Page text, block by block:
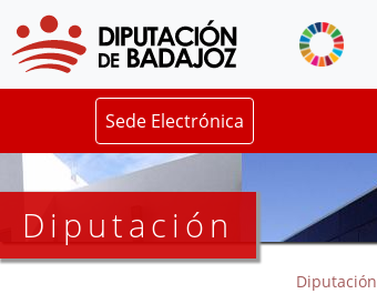
Sede Electrónica
Diputación
Diputación